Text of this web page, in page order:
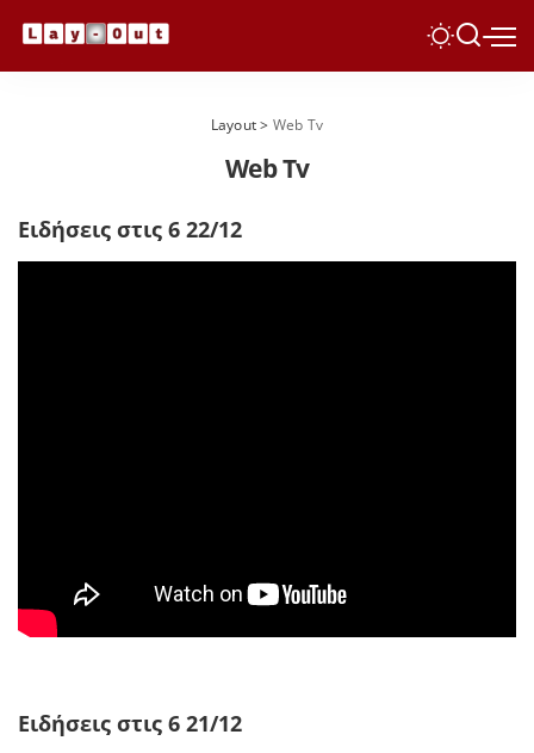
Layout> Web Tv
Web Tv
Ειδήσεις στις 6 22/12
Ειδήσεις στις 6 21/12